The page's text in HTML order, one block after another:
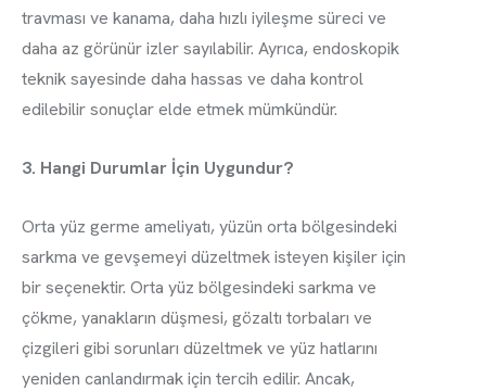
travması ve kanama, daha hızlı iyileşme süreci ve
daha az görünür izler sayılabilir. Ayrıca, endoskopik
teknik sayesinde daha hassas ve daha kontrol
edilebilir sonuçlar elde etmek mümkündür.
3. Hangi Durumlar İçin Uygundur?
Orta yüz germe ameliyatı, yüzün orta bölgesindeki
sarkma ve gevşemeyi düzeltmek isteyen kişiler için
bir seçenektir. Orta yüz bölgesindeki sarkma ve
çökme, yanakların düşmesi, gözaltı torbaları ve
çizgileri gibi sorunları düzeltmek ve yüz hatlarını
yeniden canlandırmak için tercih edilir. Ancak,